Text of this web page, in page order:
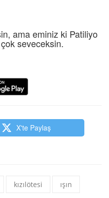
ama eminiz ki Patiliyo
seveceksin.
X'te Paylaş
kızılötesi ışın